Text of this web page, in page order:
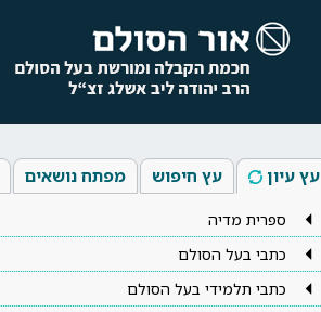
עץ עיון עץ חיפוש מפתח נושאים
ספרית מדיה
כתבי בעל הסולם
כתבי תלמידי בעל הסולם